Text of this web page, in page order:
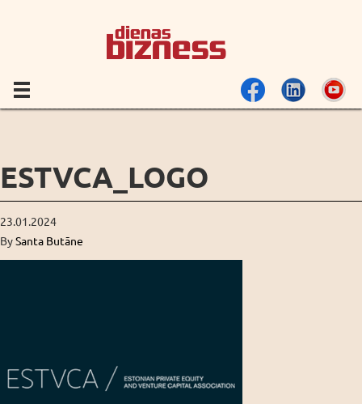
ESTVCA_LOGO
23.01.2024
BySanta Butāne